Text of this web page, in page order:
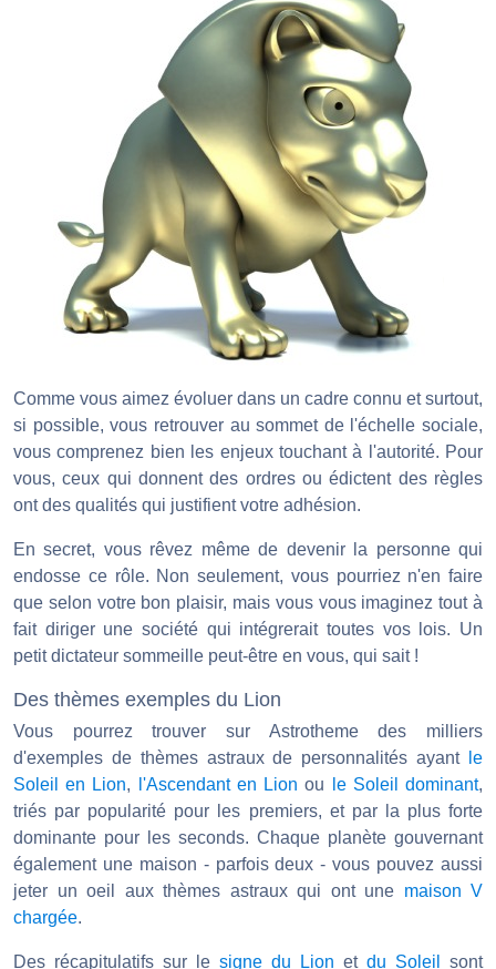
Comme vous aimez évoluer dans un cadre connu et surtout,
si possible, vous retrouver au sommet de l'échelle sociale,
vous comprenez bien les enjeux touchant à l'autorité. Pour
vous, ceux qui donnent des ordres ou édictent des règles
ont des qualités qui justifient votre adhésion.
En secret, vous rêvez même de devenir la personne qui
endosse ce rôle. Non seulement, vous pourriez n'en faire
que selon votre bon plaisir, mais vous vous imaginez tout à
fait diriger une société qui intégrerait toutes vos lois. Un
petit dictateur sommeille peut-être en vous, qui sait !
Des thèmes exemples du Lion
Vous pourrez trouver sur Astrotheme des milliers
d'exemples de thèmes astraux de personnalités ayant
le
Soleil en Lion, l'Ascendant en Lion ou le Soleil dominant,
triés par popularité pour les premiers, et par la plus forte
dominante pour les seconds. Chaque planète gouvernant
également une maison - parfois deux - vous pouvez aussi
jeter un oeil aux thèmes astraux qui ont une maison V
chargée.
Des récapitulatifs sur le signe du Lion et du Soleil
sont